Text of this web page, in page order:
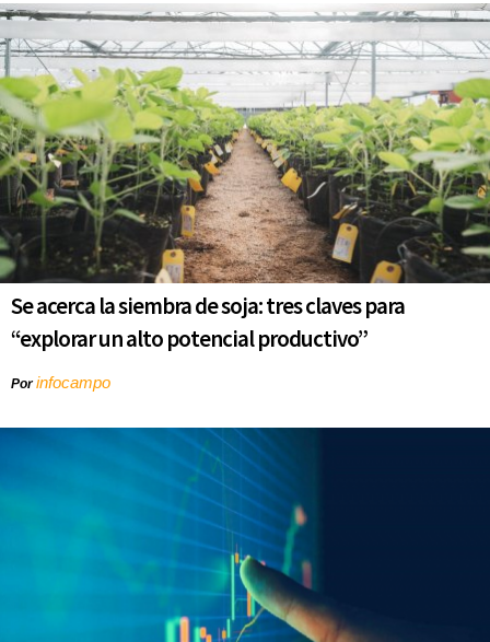
Se acerca la siembra de soja: tres claves para
“explorar un alto potencial productivo”
Porinfocampo